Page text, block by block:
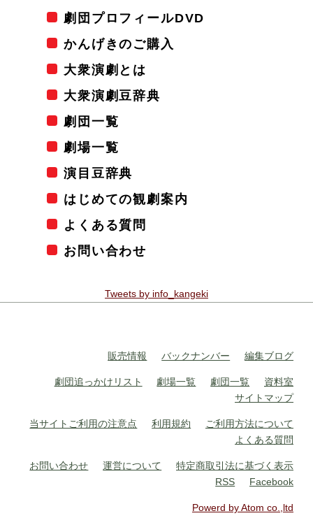
劇団プロフィールDVD
かんげきのご購入
大衆演劇とは
大衆演劇豆辞典
劇団一覧
劇場一覧
演目豆辞典
はじめての観劇案内
よくある質問
お問い合わせ
Tweets by info_kangeki
販売情報 バックナンバー 編集ブログ
劇団追っかけリスト 劇場一覧 劇団一覧
資料室
サイトマップ
当サイトご利用の注意点 利用規約
ご利用方法について
よくある質問
お問い合わせ 運営について
特定商取引法に基づく表示
RSS
Facebook
Powerd by Atom co.,ltd